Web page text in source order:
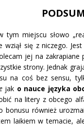
tym miejscu słowo
wziął się z niczego.
jej na
strony. Jednak
na coś bez sensu,
jak o nauce języka
na litery z obcego
bonusu również
laikiem w temacie,